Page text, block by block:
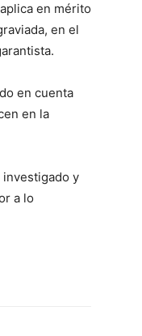
en mérito
en el
en cuenta
en la
investigado y
a lo